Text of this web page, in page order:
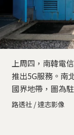
上周四，南韓電
推出5G服務。南
國界地帶，圖為
路透社 / 達志影像